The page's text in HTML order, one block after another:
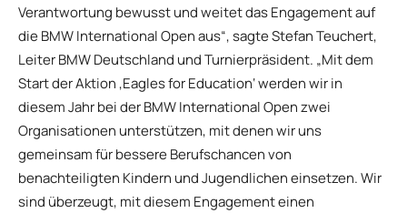
Verantwortung bewusst und weitet das Engagement auf
die BMW International Open aus“, sagte Stefan Teuchert,
Leiter BMW Deutschland und Turnierpräsident. „Mit dem
Start der Aktion ‚Eagles for Education‘ werden wir in
diesem Jahr bei der BMW International Open zwei
Organisationen unterstützen, mit denen wir uns
gemeinsam für bessere Berufschancen von
benachteiligten Kindern und Jugendlichen einsetzen. Wir
sind überzeugt, mit diesem Engagement einen